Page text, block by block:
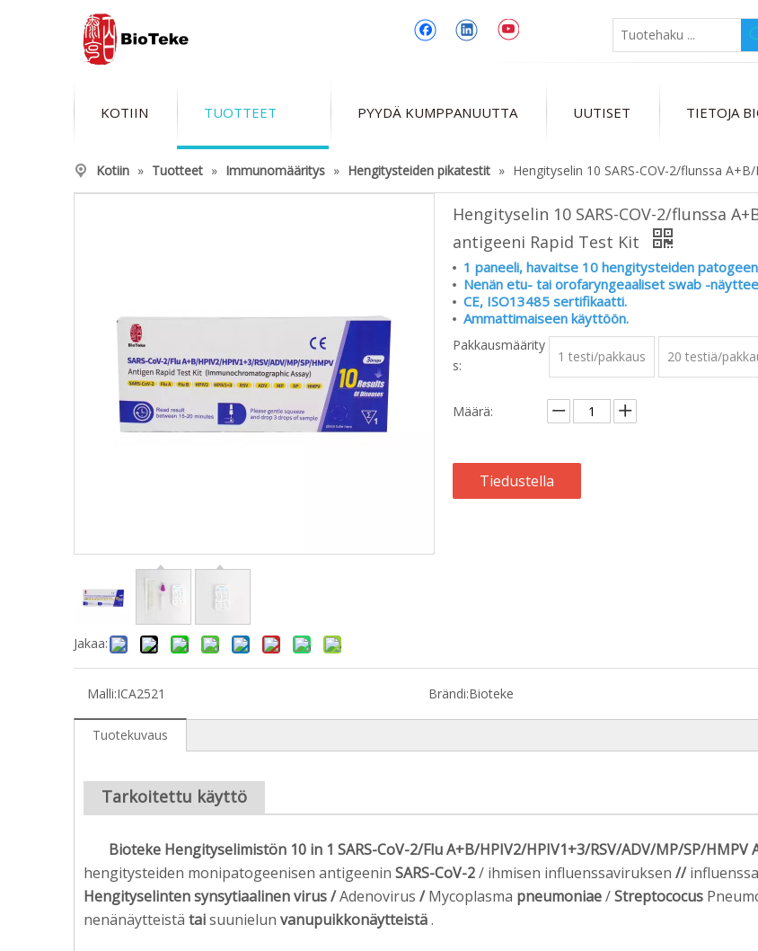
KOTIIN TUOTTEET PYYDÄ KUMPPANUUTTA UUTISET TIETOJA
Kotiin » Tuotteet » Immunomääritys » Hengitysteiden pikatestit » Hengityselin 10 SARS-COV-2/flunssa
Jakaa:
Hengityselin 10 SARS-COV-2/flunssa
antigeeni Rapid Test Kit
1 paneeli, havaitse 10 hengitysteiden
Nenän etu- tai orofaryngeaaliset swab -
CE, ISO13485 sertifikaatti.
Ammattimaiseen käyttöön.
Pakkausmäärity
s:
1 testi/pakkaus 20 testiä/
Määrä:
Tiedustella
Malli:ICA2521 Brändi:Bioteke
Tuotekuvaus
Tarkoitettu käyttö
Bioteke Hengityselimistön 10 in 1 SARS-CoV-2/Flu A+B/HPIV2/HPIV1+3/RSV/ADV/MP/SP/HMPV
hengitysteiden monipatogeenisen antigeenin SARS-CoV-2/ ihmisen influenssaviruksen //
Hengityselinten synsytiaalinen virus /Adenovirus /Mycoplasma pneumoniae/Streptococus
nenänäytteistä taisuunielun vanupuikkonäytteistä.